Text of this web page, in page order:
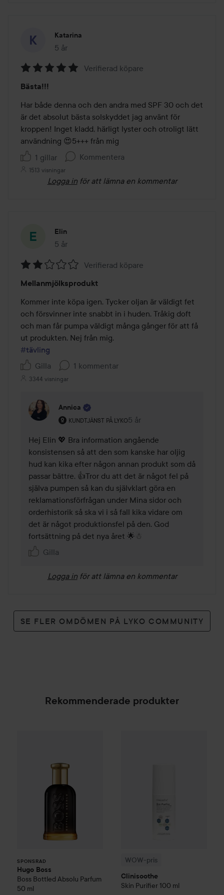
Katarina
5 år
Inlägget skapades 5 år
5
av
5
Verifierad köpare
Bästa!!!
Har både denna och den andra med SPF 30 och det
är det absolut bästa solskyddet jag använt för
kroppen! Inget kladd, härligt lyster och otroligt lätt
användning 😍5+++ från mig
1 gillar
Kommentera
1513 visningar
Logga in för att lämna en kommentar
Elin
5 år
Inlägget skapades 5 år
2
av
5
Verifierad köpare
Mellanmjölksprodukt
Kommer inte köpa igen. Tycker oljan är väldigt fet
och försvinner inte snabbt in i huden. Tråkig doft
och man får pumpa väldigt många gånger för att få
#tävling
Gilla
1 kommentar
3344 visningar
Annica
KUNDTJÄNST PÅ LYKO
Användarens roll: Kundtjänst på Lyko.
5 år
Kommentaren lades 5 år
Hej Elin 💖 Bra information angående
konsistensen så att den som kanske har oljig
hud kan kika efter någon annan produkt som då
passar bättre. 👍Tror du att det är något fel på
själva pumpen så kan du självklart göra en
reklamationsförfrågan under Mina sidor och
orderhistorik så ska vi i så fall kika vidare om
det är något produktionsfel på den. God
fortsättning på det nya året 🌟☃
Gilla
Logga in för att lämna en kommentar
SE FLER OMDÖMEN PÅ LYKO COMMUNITY
Rekommenderade produkter
SPONSRAD
Hugo Boss
Boss Bottled Absolu Parfum
50 ml
WOW-pris
Clinisoothe
Skin Purifier 100 ml